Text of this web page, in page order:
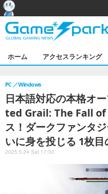
ホーム アクセスランキング
日本語対応の本格オ
ted Grail: The Fall of
ス！ダークファンタ
いに身を投じる 1枚
PC Windows
2025.5.24 Sat 17:30